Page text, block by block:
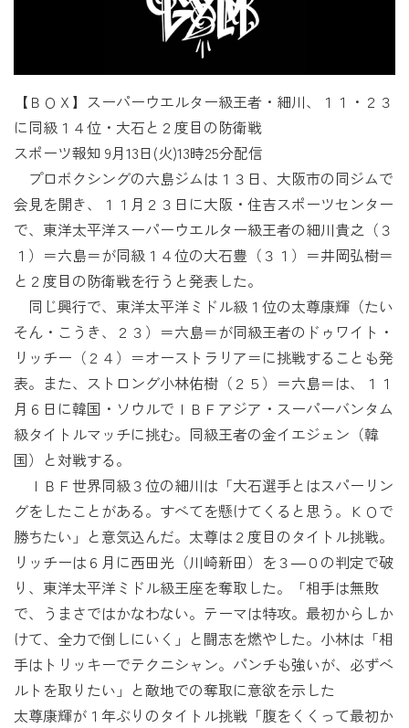
【ＢＯＸ】スーパーウエルター級王者・細川、１１・２３
に同級１４位・大石と２度目の防衛戦
スポーツ報知 9月13日(火)13時25分配信
プロボクシングの六島ジムは１３日、大阪市の同ジムで
会見を開き、１１月２３日に大阪・住吉スポーツセンター
で、東洋太平洋スーパーウエルター級王者の細川貴之（３
１）＝六島＝が同級１４位の大石豊（３１）＝井岡弘樹＝
と２度目の防衛戦を行うと発表した。
同じ興行で、東洋太平洋ミドル級１位の太尊康輝（たい
そん・こうき、２３）＝六島＝が同級王者のドゥワイト・
リッチー（２４）＝オーストラリア＝に挑戦することも発
表。また、ストロング小林佑樹（２５）＝六島＝は、１１
月６日に韓国・ソウルでＩＢＦアジア・スーパーバンタム
級タイトルマッチに挑む。同級王者の金イエジェン（韓
国）と対戦する。
ＩＢＦ世界同級３位の細川は「大石選手とはスパーリン
グをしたことがある。すべてを懸けてくると思う。ＫＯで
勝ちたい」と意気込んだ。太尊は２度目のタイトル挑戦。
リッチーは６月に西田光（川崎新田）を３―０の判定で破
り、東洋太平洋ミドル級王座を奪取した。「相手は無敗
で、うまさではかなわない。テーマは特攻。最初からしか
けて、全力で倒しにいく」と闘志を燃やした。小林は「相
手はトリッキーでテクニシャン。パンチも強いが、必ずベ
ルトを取りたい」と敵地での奪取に意欲を示した
太尊康輝が１年ぶりのタイトル挑戦「腹をくくって最初か